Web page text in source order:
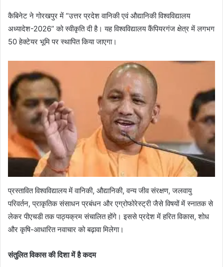
कैबिनेट ने गोरखपुर में “उत्तर प्रदेश वानिकी एवं औद्यानिकी विश्वविद्यालय
अध्यादेश-2026” को स्वीकृति दी है। यह विश्वविद्यालय कैंपियरगंज क्षेत्र में लगभग
50 हेक्टेयर भूमि पर स्थापित किया जाएगा।
प्रस्तावित विश्वविद्यालय में वानिकी, औद्यानिकी, वन्य जीव संरक्षण, जलवायु
परिवर्तन, प्राकृतिक संसाधन प्रबंधन और एग्रोफोरेस्ट्री जैसे विषयों में स्नातक से
लेकर पीएचडी तक पाठ्यक्रम संचालित होंगे। इससे प्रदेश में हरित विकास, शोध
और कृषि-आधारित नवाचार को बढ़ावा मिलेगा।
संतुलित विकास की दिशा में है कदम